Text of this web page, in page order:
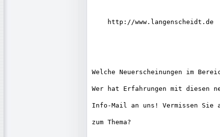
    http://www.langenscheidt.de
Welche Neuerscheinungen im
Wer hat Erfahrungen mit diesen
Info-Mail an uns! Vermissen Sie
zum Thema?